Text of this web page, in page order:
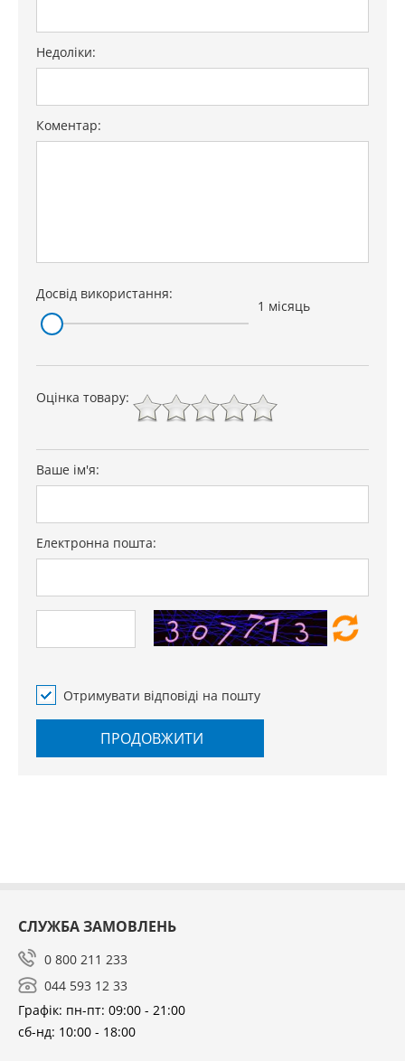
Недоліки:
Коментар:
Досвід використання:
1 місяць
Оцінка товару:
Ваше ім'я:
Електронна пошта:
Отримувати відповіді на пошту
ПРОДОВЖИТИ
СЛУЖБА ЗАМОВЛЕНЬ
0 800 211 233
044 593 12 33
Графік: пн-пт: 09:00 - 21:00
сб-нд: 10:00 - 18:00